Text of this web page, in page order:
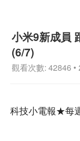
小米9新成員
(6/7)
觀看次數: 42846
科技小電報★每